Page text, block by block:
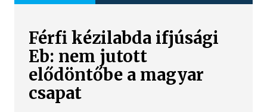
Férfi kézilabda ifjúsági
Eb: nem jutott
elődöntőbe a magyar
csapat